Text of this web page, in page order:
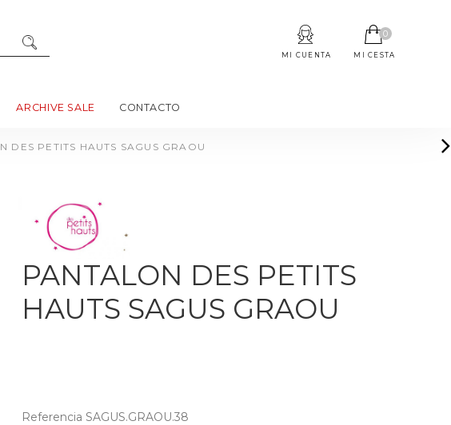
MI CUENTA
0
MI CESTA
ARCHIVE SALE CONTACTO
DES PETITS HAUTS SAGUS GRAOU
PANTALON DES PETITS
HAUTS SAGUS GRAOU
Referencia SAGUS.GRAOU.38